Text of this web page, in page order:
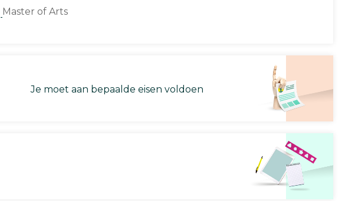
Master of Arts
Je moet aan bepaalde eisen voldoen